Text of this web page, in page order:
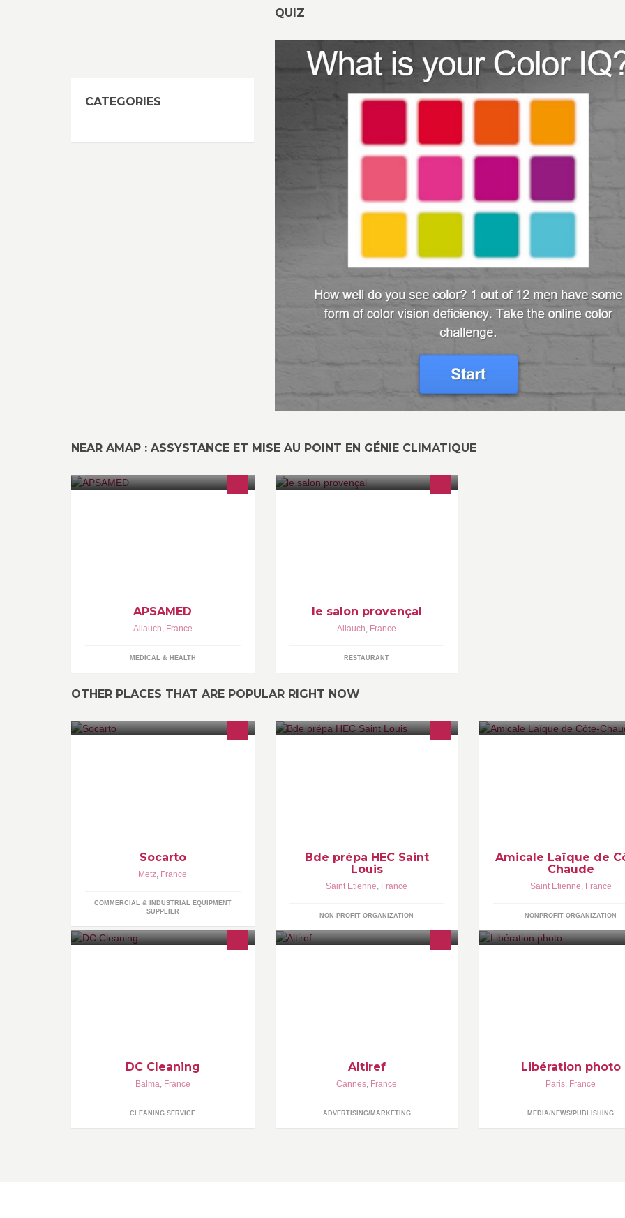
QUIZ
CATEGORIES
NEAR AMAP : ASSYSTANCE ET MISE AU POINT EN GÉNIE CLIMATIQUE
APSAMED
Allauch, France
MEDICAL & HEALTH
le salon provençal
Allauch, France
RESTAURANT
OTHER PLACES THAT ARE POPULAR RIGHT NOW
Socarto
Metz, France
COMMERCIAL & INDUSTRIAL EQUIPMENT
SUPPLIER
Bde prépa HEC Saint
Louis
Saint Etienne, France
NON-PROFIT ORGANIZATION
Amicale Laïque de
Chaude
Saint Etienne, France
NONPROFIT ORGANIZATION
DC Cleaning
Balma, France
CLEANING SERVICE
Altiref
Cannes, France
ADVERTISING/MARKETING
Libération photo
Paris, France
MEDIA/NEWS/PUBLISHING